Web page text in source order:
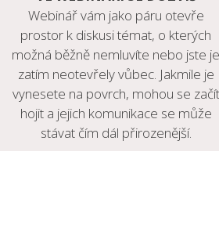
Webinář vám jako páru otevře
prostor k diskusi témat, o kterých
možná běžně nemluvíte nebo jste je
zatím neotevřely vůbec. Jakmile je
vynesete na povrch, mohou se začít
hojit a jejich komunikace se může
stávat čím dál přirozenější.